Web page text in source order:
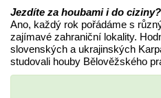
Jezdíte za houbami i do ciziny?
Ano, každý rok pořádáme s
zajímavé zahraniční lokality.
slovenských a ukrajinských
studovali houby Bělověžského